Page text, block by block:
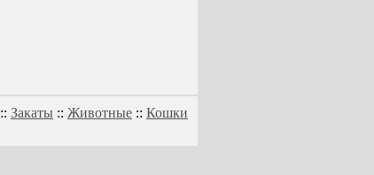
:: Закаты :: Животные :: Кошки